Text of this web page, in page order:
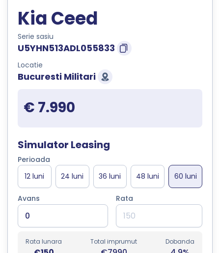
Kia Ceed
Serie sasiu
U5YHN513ADL055833
Locatie
Bucuresti Militari
€ 7.990
Simulator Leasing
Perioada
Avans Rata
Rata lunara Total imprumut Dobanda